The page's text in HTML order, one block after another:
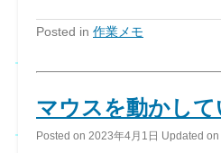
Posted in 作業メモ
マウスを動かし
Posted on 2023年4月1日 Updated on